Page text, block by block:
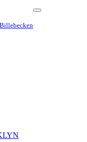
Navigationsmenü